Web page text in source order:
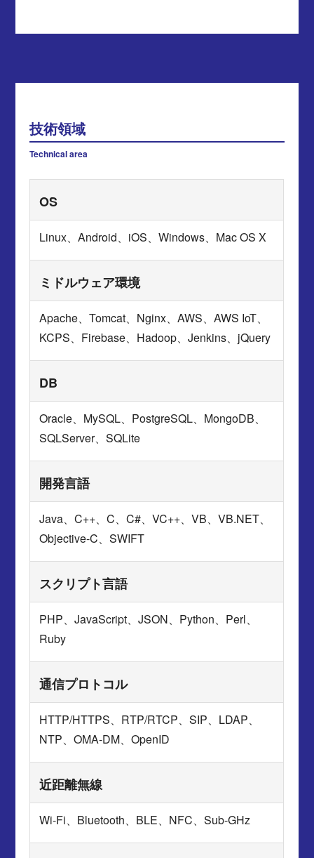
技術領域
Technical area
OS
Linux、Android、iOS、Windows、Mac OS X
ミドルウェア環境
Apache、Tomcat、Nginx、AWS、AWS IoT、
KCPS、Firebase、Hadoop、Jenkins、jQuery
DB
Oracle、MySQL、PostgreSQL、MongoDB、
SQLServer、SQLite
開発言語
Java、C++、C、C#、VC++、VB、VB.NET、
Objective-C、SWIFT
スクリプト言語
PHP、JavaScript、JSON、Python、Perl、
Ruby
通信プロトコル
HTTP/HTTPS、RTP/RTCP、SIP、LDAP、
NTP、OMA-DM、OpenID
近距離無線
Wi-Fi、Bluetooth、BLE、NFC、Sub-GHz